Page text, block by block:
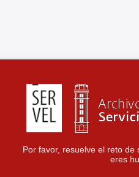
Por favor, resuelve el reto
eres